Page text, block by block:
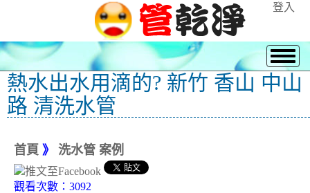
登入
熱水出水用滴的? 新竹 香山 中山
路 清洗水管
首頁 》 洗水管 案例
觀看次數：3092